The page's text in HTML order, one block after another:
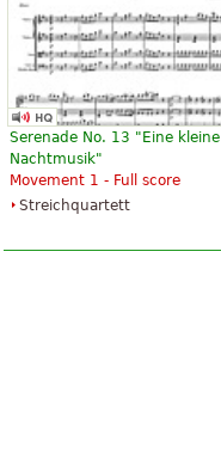
Serenade No. 13 "Eine kleine
Nachtmusik"
Movement 1 - Full score
Streichquartett